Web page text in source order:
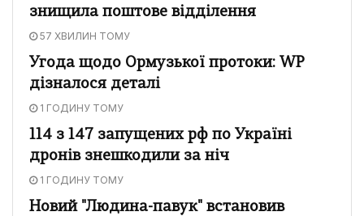
знищила поштове відділення
57 ХВИЛИН ТОМУ
Угода щодо Ормузької протоки: WP
дізналося деталі
1 ГОДИНУ ТОМУ
114 з 147 запущених рф по Україні
дронів знешкодили за ніч
1 ГОДИНУ ТОМУ
Новий "Людина-павук" встановив